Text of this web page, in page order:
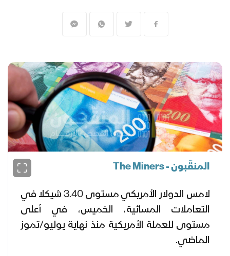
المنقّبون - The Miners
لامس الدولار الأمريكي مستوى 3.40 شيكلا في
التعاملات المسائية، الخميس، في أعلى
مستوى للعملة الأمريكية منذ نهاية يوليو/تموز
الماضي.